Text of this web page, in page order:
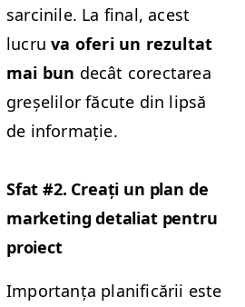
sarcinile. La final, acest
lucruva oferi un rezul­tat
mai bun decât corectarea
greșelilor făcute din lip­să
de informație.
Sfat #2. Creați un plan de
mar­ket­ing detal­i­at pen­tru
proiect
Impor­tanța plan­i­ficării este